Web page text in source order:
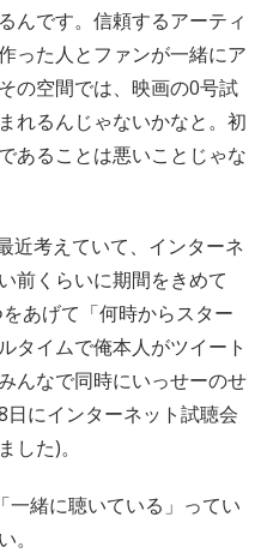
んです。信頼するアーティ
った人とファンが一緒にア
の空間では、映画の0号試
れるんじゃないかなと。初
あることは悪いことじゃな
近考えていて、インターネ
前くらいに期間をきめて
あげて「何時からスター
タイムで俺本人がツイート
んなで同時にいっせーのせ
にインターネット試聴会
した)。
一緒に聴いている」ってい
。